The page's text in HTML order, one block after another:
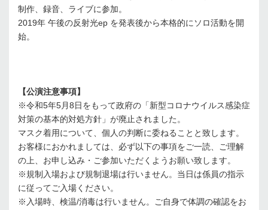
制作、録音、ライブに参加。
2019年 午後の反射光ep を発表後から本格的にソロ活動を開
始。
【公演注意事項】
※令和5年5月8日をもって政府の「新型コロナウイルス感染症
対策の基本的対処方針」が廃止されました。
マスク着用について、個人の判断に委ねることと致します。
お客様におかれましては、必ず以下の事項をご一読、ご理解
の上、お申し込み・ご参加いただくようお願い致します。
※規制入場および規制退場は行いません。当日は係員の指示
に従ってご入場ください。
※入場時、検温/消毒は行いません。ご自身で体調の確認をお